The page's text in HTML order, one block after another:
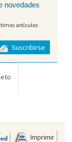
novedades
artículos
Suscribirse
Imprimir